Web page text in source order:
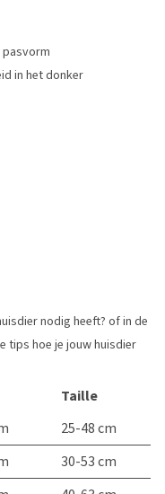
in het donker
nodig heeft? of in de
tips hoe je jouw huisdier
Taille
25-48 cm
30-53 cm